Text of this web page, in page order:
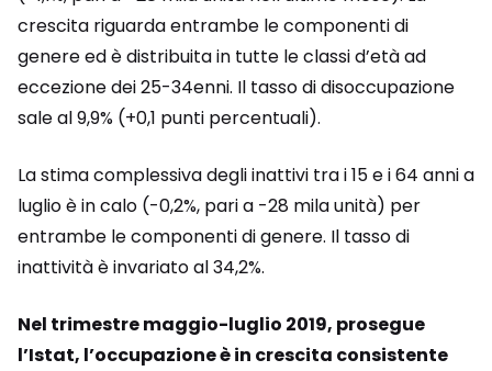
crescita riguarda entrambe le componenti di
genere ed è distribuita in tutte le classi d’età ad
eccezione dei 25-34enni. Il tasso di disoccupazione
sale al 9,9% (+0,1 punti percentuali).
La stima complessiva degli inattivi tra i 15 e i 64 anni a
luglio è in calo (-0,2%, pari a -28 mila unità) per
entrambe le componenti di genere. Il tasso di
inattività è invariato al 34,2%.
Nel trimestre maggio-luglio 2019, prosegue
l’Istat, l’occupazione è in crescita consistente